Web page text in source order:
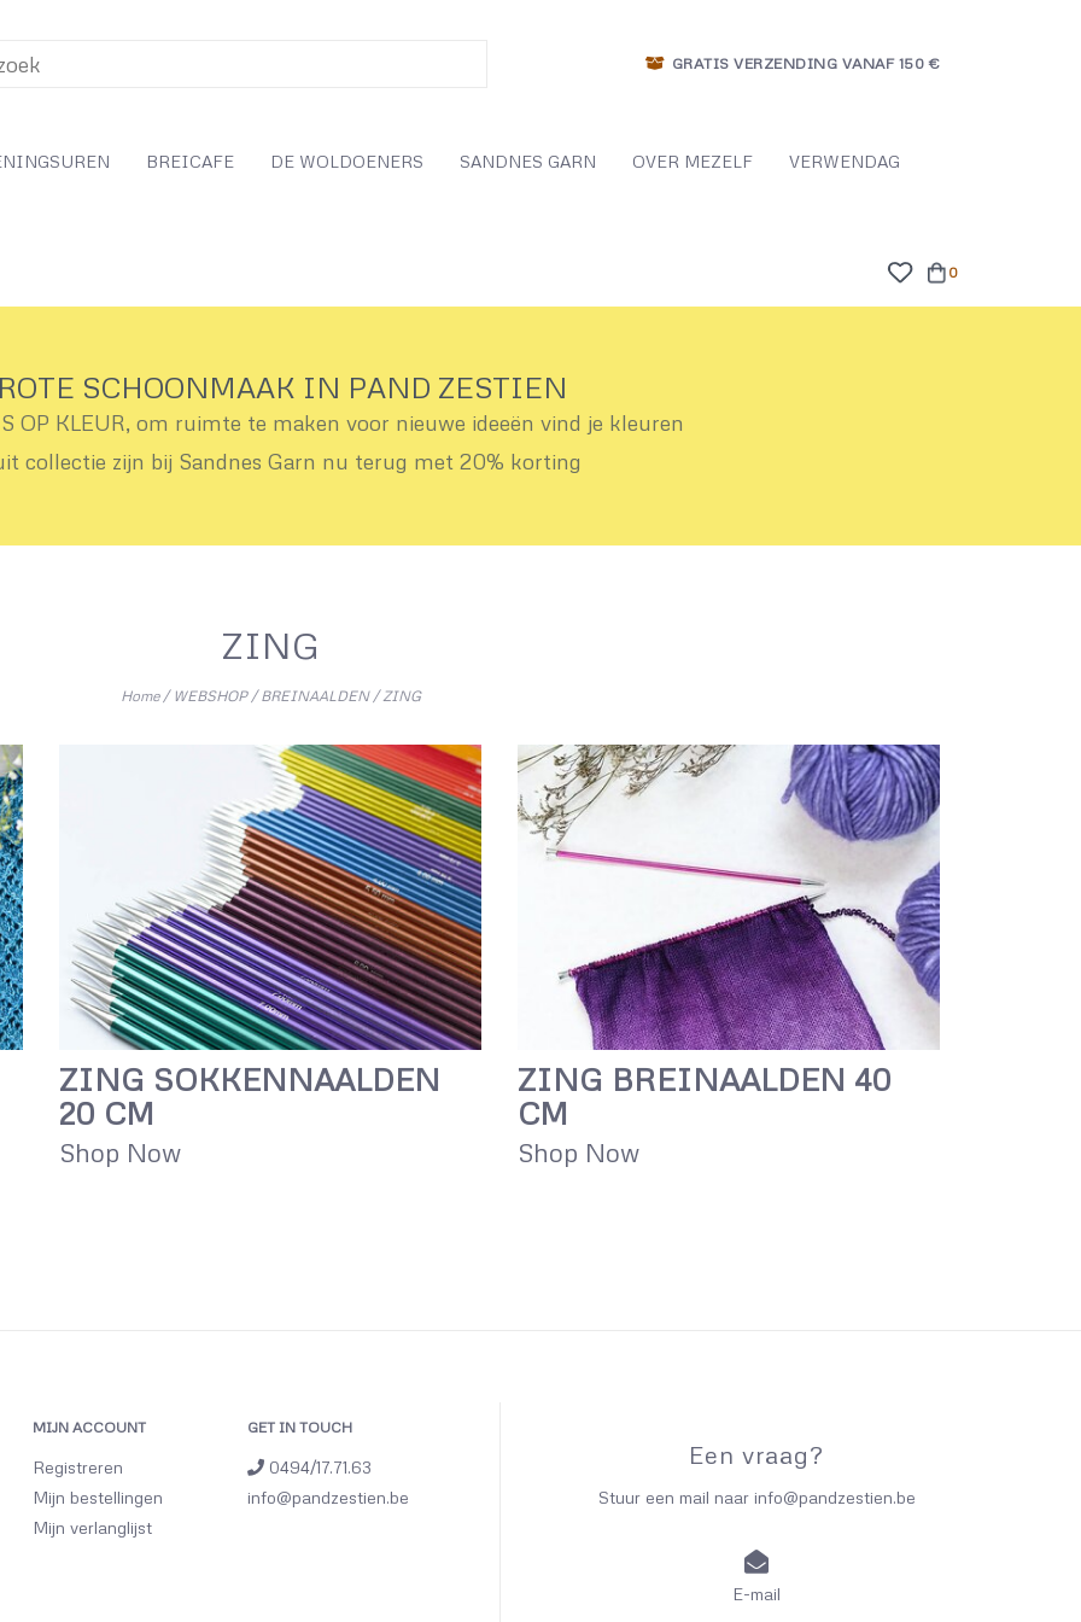
GRATIS VERZENDING VANAF 150 €
BREICAFE DE WOLDOENERS SANDNES GARN OVER MEZELF VERWENDAG
0
SCHOONMAAK IN PAND ZESTIEN
OP KLEUR, om ruimte te maken voor nieuwe ideeën vind je kleuren
collectie zijn bij Sandnes Garn nu terug met 20% korting
ZING
Home/ WEBSHOP/BREINAALDEN/ZING
ZING SOKKENNAALDEN
20 CM
Shop Now
ZING BREINAALDEN 40
CM
Shop Now
MIJN ACCOUNT
Registreren
Mijn bestellingen
Mijn verlanglijst
GET IN TOUCH
0494/17.71.63
info@pandzestien.be
Een vraag?
Stuur een mail naar info@pandzestien.be
E-mail